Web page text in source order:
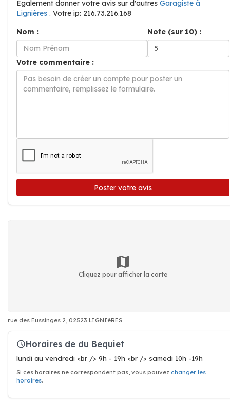
Également donner votre avis sur d'autres Garagiste à
Lignières . Votre ip: 216.73.216.168
Nom :
Note (sur 10) :
Votre commentaire :
Poster votre avis
Cliquez pour afficher la carte
rue des Eussinges 2, 02523 LIGNIèRES
Horaires de du Bequiet
lundi au vendredi <br /> 9h - 19h <br /> samedi 10h -19h
Si ces horaires ne correspondent pas, vous pouvez changer les
horaires.